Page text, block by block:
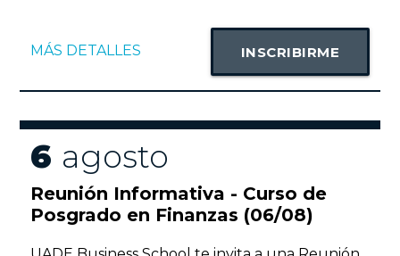
MÁS DETALLES INSCRIBIRME
6 agosto
Reunión Informativa - Curso de
Posgrado en Finanzas (06/08)